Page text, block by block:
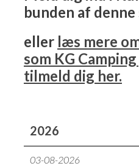
2026
03-08-2026
bunden af denne
eller læs mere
som KG
tilmeld dig her.